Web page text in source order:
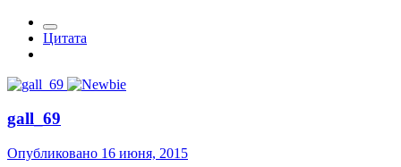
Цитата
gall_69
Опубликовано 16 июня, 2015